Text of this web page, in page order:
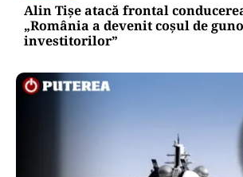
Alin Tișe atacă frontal
„România a devenit coșul de
investitorilor”